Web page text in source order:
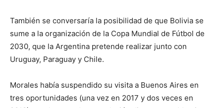
También se conversaría la posibilidad de que Bolivia se
sume a la organización de la Copa Mundial de Fútbol de
2030, que la Argentina pretende realizar junto con
Uruguay, Paraguay y Chile.
Morales había suspendido su visita a Buenos Aires en
tres oportunidades (una vez en 2017 y dos veces en